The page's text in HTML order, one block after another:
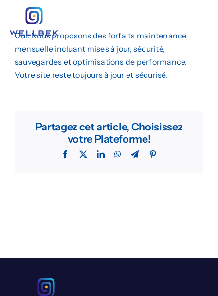
contenu
Création de Site Web
Marketing Digital
Oui. Nous proposons des forfaits maintenance
mensuelle incluant mises à jour, sécurité,
sauvegardes et optimisations de performance.
Votre site reste toujours à jour et sécurisé.
Partagez cet article, Choisissez
votre Plateforme!
Facebook
X LinkedInWhatsApp
TelegramPinterest